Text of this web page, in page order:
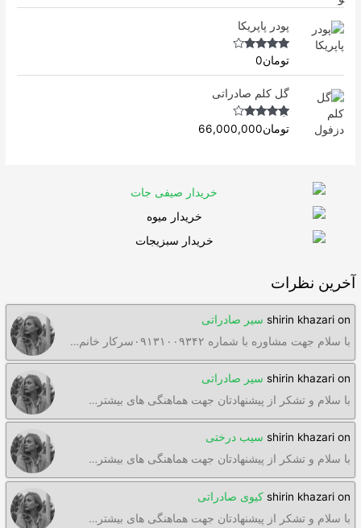
out of 5
پودر پاپریکا
Rated4.50
out of 5
تومان0
گل کلم صادراتی
Rated4.63
out of 5
تومان66,000,000
آخرین نظرات
shirin khazari on
سیر صادراتی
با سلام جهت مشاوره با شماره ۰۹۱۳۱۰۰۹۳۴۲سرکار خانم…
shirin khazari on
سیر صادراتی
با سلام و تشکر از پیشنهادتان جهت هماهنگی های بیشتر…
shirin khazari on
سیب درختی
با سلام و تشکر از پیشنهادتان جهت هماهنگی های بیشتر…
shirin khazari on
کیوی صادراتی
با سلام و تشکر از پیشنهادتان جهت هماهنگی های بیشتر…